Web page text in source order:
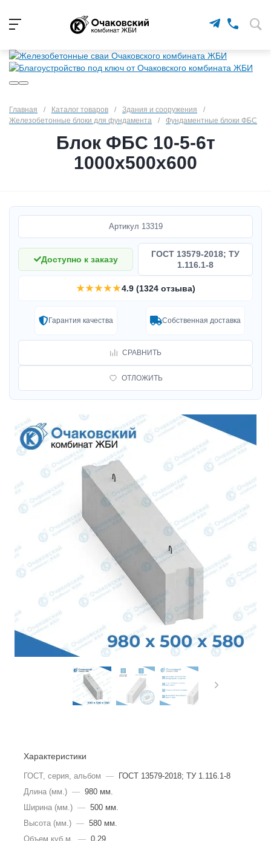
Главная / Каталог товаров / Здания и сооружения
/
Железобетонные блоки для фундамента
/ Фундаментные блоки ФБС
Блок ФБС 10-5-6т
1000х500х600
Артикул 13319
Доступно к заказу
ГОСТ 13579-2018; ТУ
1.116.1-8
★★★★★4.9 (1324 отзыва)
Гарантия качества Собственная доставка
СРАВНИТЬ
ОТЛОЖИТЬ
Характеристики
ГОСТ, серия, альбом —
ГОСТ 13579-2018; ТУ 1.116.1-8
Длина (мм.) — 980 мм.
Ширина (мм.) — 500 мм.
Высота (мм.) — 580 мм.
Объем куб.м. — 0,29